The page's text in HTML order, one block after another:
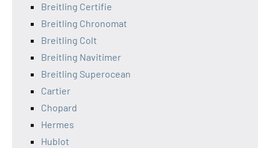
Breitling Certifie
Breitling Chronomat
Breitling Colt
Breitling Navitimer
Breitling Superocean
Cartier
Chopard
Hermes
Hublot